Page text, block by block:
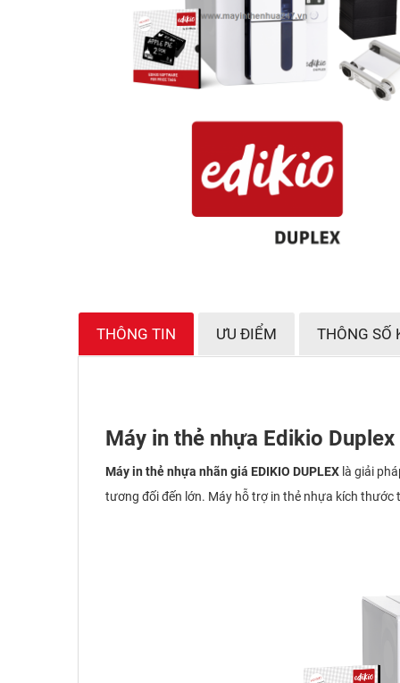
THÔNG TIN ƯU ĐIỂM THÔNG SỐ
Máy in thẻ nhựa Edikio Duplex
Máy in thẻ nhựa nhãn giá EDIKIO DUPLEX là giải
tương đối đến lớn. Máy hỗ trợ in thẻ nhựa kích thước